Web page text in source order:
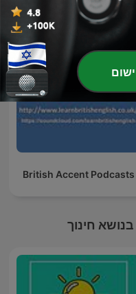
British Accent Podcasts
חינוך